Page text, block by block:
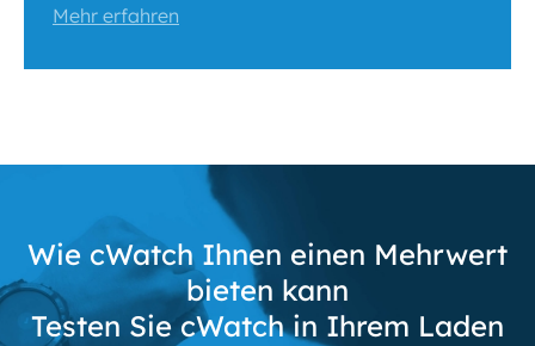
Mehr erfahren
Wie cWatch Ihnen einen Mehrwert
bieten kann
Testen Sie cWatch in Ihrem Laden